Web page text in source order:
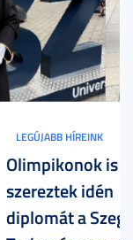
LEGÚJABB HÍREINK
Olimpikonok is
szereztek idén
diplomát a